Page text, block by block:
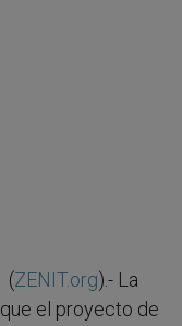
(ZENIT.org).- La
el proyecto de